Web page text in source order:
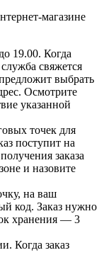
магазине
19.00. Когда
свяжется
выбрать
Осмотрите
указанной
точек для
поступит на
заказа
и назовите
на ваш
код. Заказ нужно
хранения — 3
Когда заказ